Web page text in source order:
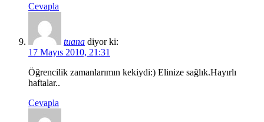
Cevapla
tuana diyor ki:
17 Mayıs 2010, 21:31
Öğrencilik zamanlarımın kekiydi:) Elinize sağlık.Hayırlı
haftalar..
Cevapla